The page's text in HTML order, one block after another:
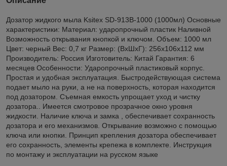
Дозатор жидкого мыла Ksitex SD-913B-1000 (1000мл) Основные
характеристики: Материал: ударопрочный пластик Наливной
Возможность открывания кнопкой и ключом. Объем: 1000 мл
Цвет: черный Вес: 0,7 кг Размер: (ВхШхГ): 256х106х112 мм
Производитель: Россия Изготовитель: Китай Гарантия: 6
месяцев Особенности: Ударопрочный пластиковый корпус.
Простая и удобная эксплуатация. Быстродействующая система
подает мыло на руки, а не на поверхность, которая находится
под дозатором. Съемная емкость упрощает уход и чистку
дозатора.. Имеется смотровое прозрачное окно уровня
жидкости. Наличие ключа и замка , обеспечивает сохранность
дозатора и его механизмов. Открывание возможно с помощью
ключа или кнопки. Принцип крепления дозатора обеспечивает
его сохранность, элементы крепежа в комплекте. Инструкция
по монтажу и эксплуатации на русском языке